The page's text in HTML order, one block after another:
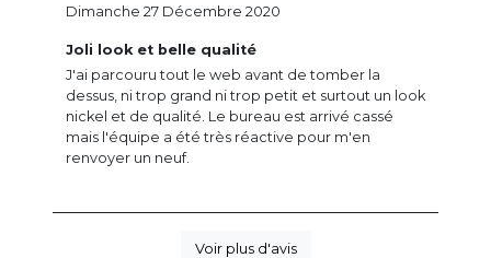
Joli look et belle qualité
J'ai parcouru tout le web avant de tomber la
dessus, ni trop grand ni trop petit et surtout un look
nickel et de qualité. Le bureau est arrivé cassé
mais l'équipe a été très réactive pour m'en
renvoyer un neuf.
Dimanche 27 Décembre 2020
Voir plus d'avis